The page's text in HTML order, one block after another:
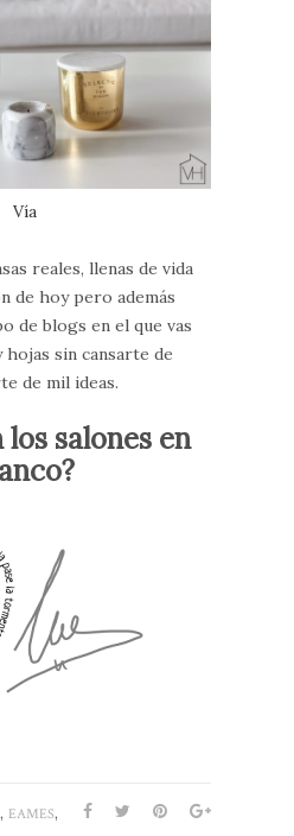
Vía
reales, llenas de vida
de hoy pero además
de blogs en el que vas
hojas sin cansarte de
de mil ideas.
los salones en
, EAMES,